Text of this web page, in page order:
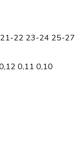
22 23-24 25-27
0,11 0,10